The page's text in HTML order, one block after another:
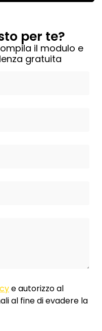
per te?
il modulo e
gratuita
e autorizzo al
al fine di evadere la